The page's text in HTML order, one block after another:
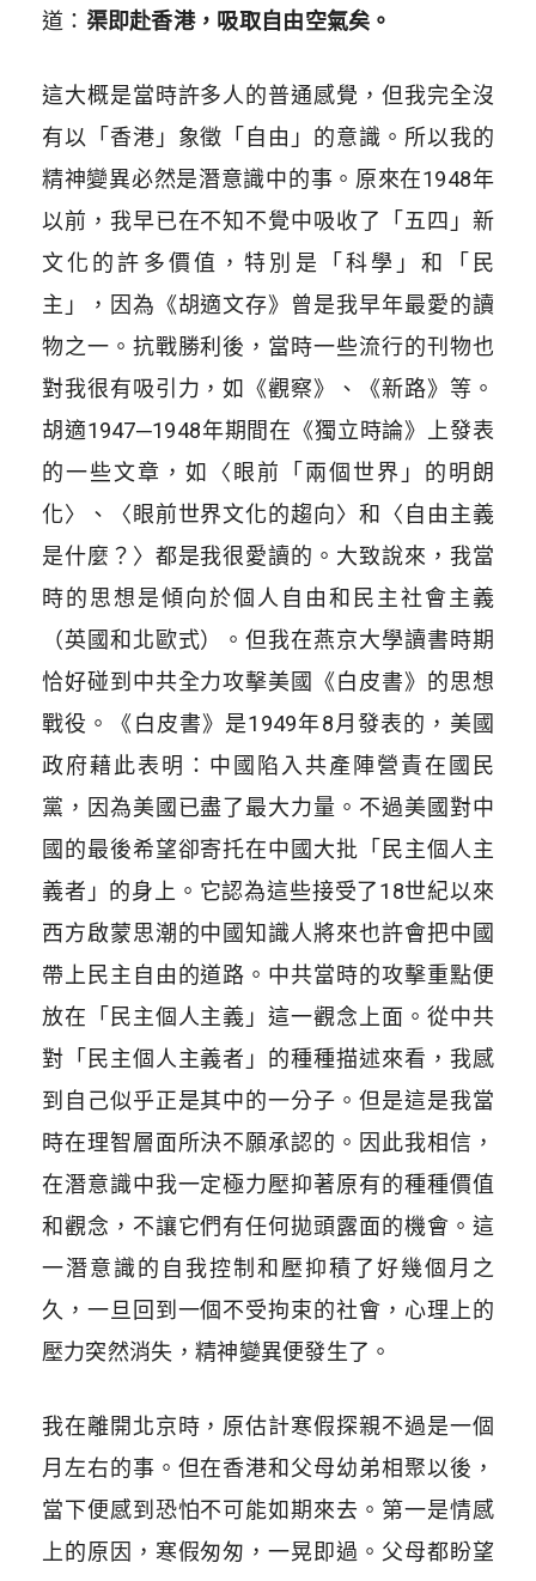
道： 渠即赴香港，吸取自由空氣矣。
這大概是當時許多人的普通感覺，但我完全沒
有以「香港」象徵「自由」的意識。所以我的
精神變異必然是潛意識中的事。原來在1948年
以前，我早已在不知不覺中吸收了「五四」新
文化的許多價值，特別是「科學」和「民
主」，因為《胡適文存》曾是我早年最愛的讀
物之一。抗戰勝利後，當時一些流行的刊物也
對我很有吸引力，如《觀察》、《新路》等。
胡適1947─1948年期間在《獨立時論》上發表
的一些文章，如〈眼前「兩個世界」的明朗
化〉、〈眼前世界文化的趨向〉和〈自由主義
是什麼？〉都是我很愛讀的。大致說來，我當
時的思想是傾向於個人自由和民主社會主義
（英國和北歐式）。但我在燕京大學讀書時期
恰好碰到中共全力攻擊美國《白皮書》的思想
戰役。《白皮書》是1949年8月發表的，美國
政府藉此表明：中國陷入共產陣營責在國民
黨，因為美國已盡了最大力量。不過美國對中
國的最後希望卻寄托在中國大批「民主個人主
義者」的身上。它認為這些接受了18世紀以來
西方啟蒙思潮的中國知識人將來也許會把中國
帶上民主自由的道路。中共當時的攻擊重點便
放在「民主個人主義」這一觀念上面。從中共
對「民主個人主義者」的種種描述來看，我感
到自己似乎正是其中的一分子。但是這是我當
時在理智層面所決不願承認的。因此我相信，
在潛意識中我一定極力壓抑著原有的種種價值
和觀念，不讓它們有任何拋頭露面的機會。這
一潛意識的自我控制和壓抑積了好幾個月之
久，一旦回到一個不受拘束的社會，心理上的
壓力突然消失，精神變異便發生了。
我在離開北京時，原估計寒假探親不過是一個
月左右的事。但在香港和父母幼弟相聚以後，
當下便感到恐怕不可能如期來去。第一是情感
上的原因，寒假匆匆，一晃即過。父母都盼望